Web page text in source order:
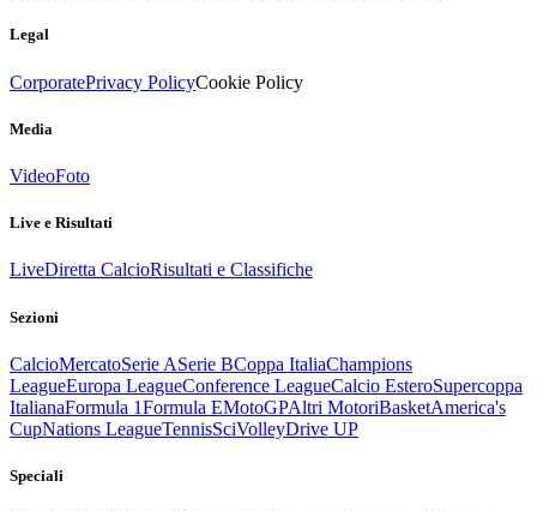
Legal
CorporatePrivacy PolicyCookie Policy
Media
VideoFoto
Live e Risultati
LiveDiretta CalcioRisultati e Classifiche
Sezioni
CalcioMercatoSerie ASerie BCoppa ItaliaChampions
LeagueEuropa LeagueConference LeagueCalcio EsteroSupercoppa
ItalianaFormula 1Formula EMotoGPAltri MotoriBasketAmerica's
CupNations LeagueTennisSciVolleyDrive UP
Speciali